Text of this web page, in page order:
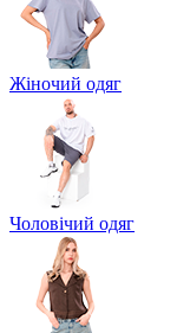
Жіночий одяг
Чоловічий одяг